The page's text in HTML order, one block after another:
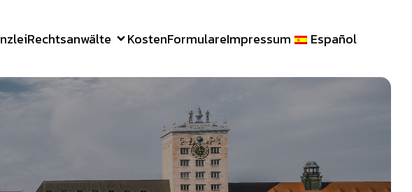
Rechtsanwälte KostenFormulareImpressum Español